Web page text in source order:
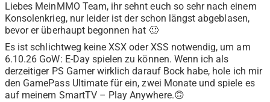
Liebes MeinMMO Team, ihr sehnt euch so sehr nach einem
Konsolenkrieg, nur leider ist der schon längst abgeblasen,
bevor er überhaupt begonnen hat 🙂
Es ist schlichtweg keine XSX oder XSS notwendig, um am
6.10.26 GoW: E-Day spielen zu können. Wenn ich als
derzeitiger PS Gamer wirklich darauf Bock habe, hole ich mir
den GamePass Ultimate für ein, zwei Monate und spiele es
auf meinem SmartTV – Play Anywhere.🙃